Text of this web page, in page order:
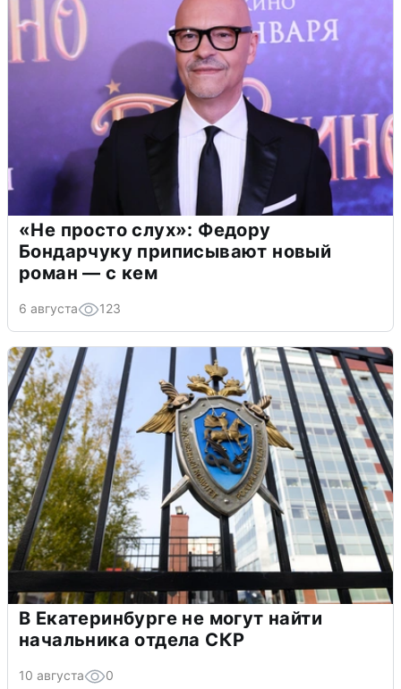
«Не просто слух»: Федору
Бондарчуку приписывают новый
роман — с кем
6 августа 123
В Екатеринбурге не могут найти
начальника отдела СКР
10 августа 0